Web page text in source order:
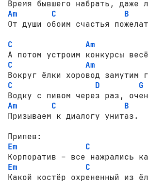
Am
C
B
От души обоим счастья
C
Am
C
Am
C
D G
Am
C
B
Призываем к диалогу унитаз.
Em
C
Em
C